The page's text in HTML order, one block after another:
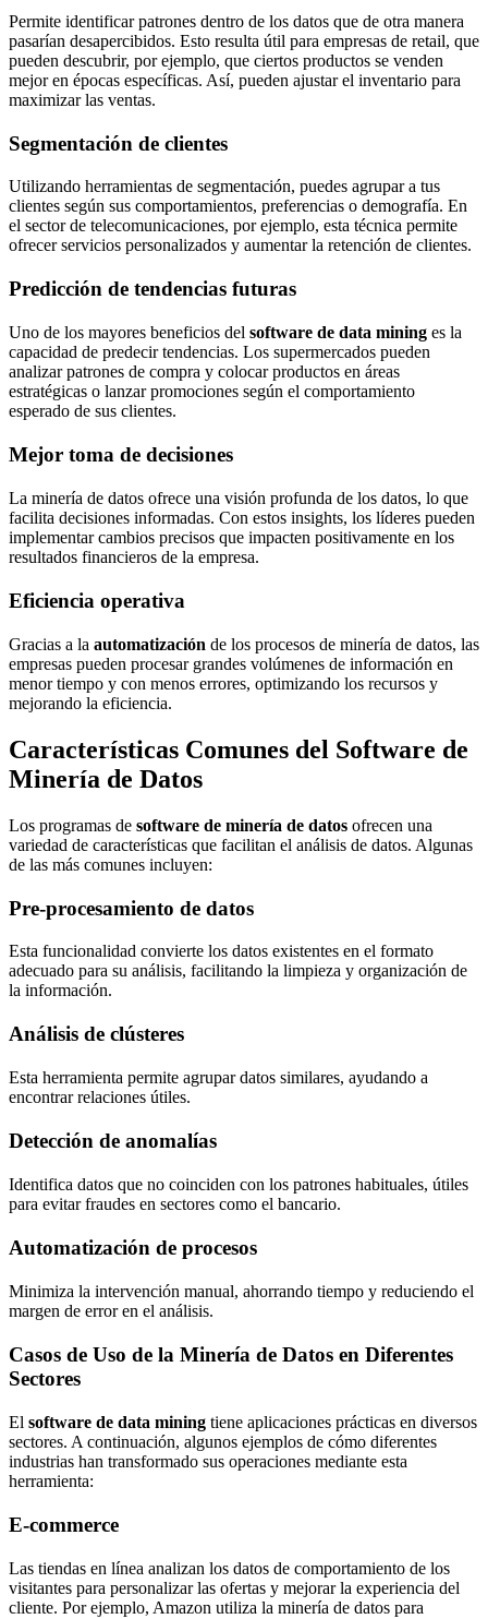
Permite identificar patrones dentro de los datos que de otra manera
pasarían desapercibidos. Esto resulta útil para empresas de retail, que
pueden descubrir, por ejemplo, que ciertos productos se venden
mejor en épocas específicas. Así, pueden ajustar el inventario para
maximizar las ventas.
Segmentación de clientes
Utilizando herramientas de segmentación, puedes agrupar a tus
clientes según sus comportamientos, preferencias o demografía. En
el sector de telecomunicaciones, por ejemplo, esta técnica permite
ofrecer servicios personalizados y aumentar la retención de clientes.
Predicción de tendencias futuras
Uno de los mayores beneficios del software de data mining es la
capacidad de predecir tendencias. Los supermercados pueden
analizar patrones de compra y colocar productos en áreas
estratégicas o lanzar promociones según el comportamiento
esperado de sus clientes.
Mejor toma de decisiones
La minería de datos ofrece una visión profunda de los datos, lo que
facilita decisiones informadas. Con estos insights, los líderes pueden
implementar cambios precisos que impacten positivamente en los
resultados financieros de la empresa.
Eficiencia operativa
Gracias a la automatización de los procesos de minería de datos, las
empresas pueden procesar grandes volúmenes de información en
menor tiempo y con menos errores, optimizando los recursos y
mejorando la eficiencia.
Características Comunes del Software de
Minería de Datos
Los programas de software de minería de datos ofrecen una
variedad de características que facilitan el análisis de datos. Algunas
de las más comunes incluyen:
Pre-procesamiento de datos
Esta funcionalidad convierte los datos existentes en el formato
adecuado para su análisis, facilitando la limpieza y organización de
la información.
Análisis de clústeres
Esta herramienta permite agrupar datos similares, ayudando a
encontrar relaciones útiles.
Detección de anomalías
Identifica datos que no coinciden con los patrones habituales, útiles
para evitar fraudes en sectores como el bancario.
Automatización de procesos
Minimiza la intervención manual, ahorrando tiempo y reduciendo el
margen de error en el análisis.
Casos de Uso de la Minería de Datos en Diferentes
Sectores
El software de data mining tiene aplicaciones prácticas en diversos
sectores. A continuación, algunos ejemplos de cómo diferentes
industrias han transformado sus operaciones mediante esta
herramienta:
E-commerce
Las tiendas en línea analizan los datos de comportamiento de los
visitantes para personalizar las ofertas y mejorar la experiencia del
cliente. Por ejemplo, Amazon utiliza la minería de datos para